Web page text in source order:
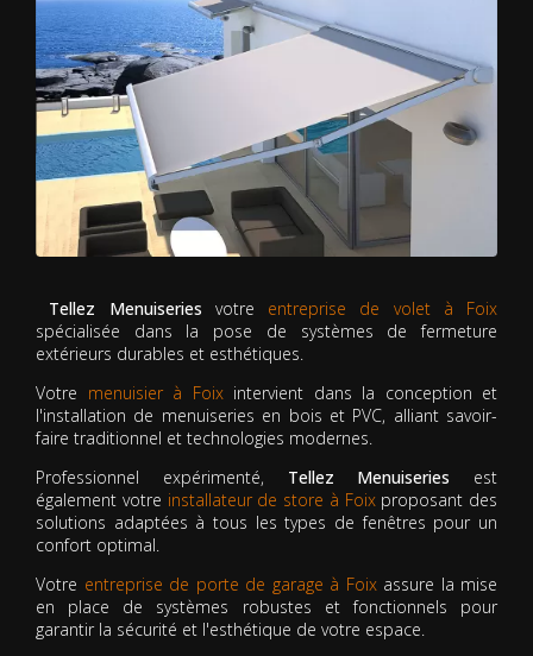
Tellez Menuiseries votre entreprise de volet à Foix
spécialisée dans la pose de systèmes de fermeture
extérieurs durables et esthétiques.
Votre menuisier à Foixintervient dans la conception et
l'installation de menuiseries en bois et PVC, alliant savoir-
faire traditionnel et technologies modernes.
Professionnel expérimenté, Tellez Menuiseries est
également votre installateur de store à Foixproposant des
solutions adaptées à tous les types de fenêtres pour un
confort optimal.
Votre entreprise de porte de garage à Foixassure la mise
en place de systèmes robustes et fonctionnels pour
garantir la sécurité et l'esthétique de votre espace.